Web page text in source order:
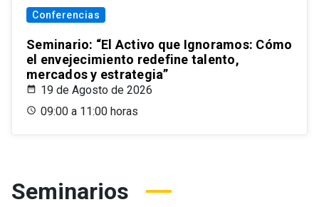
Conferencias
Seminario: “El Activo que Ignoramos: Cómo
el envejecimiento redefine talento,
mercados y estrategia”
19 de Agosto de 2026
09:00 a 11:00 horas
Seminarios